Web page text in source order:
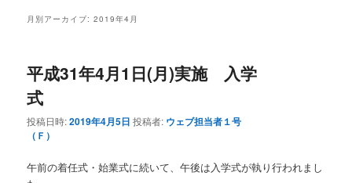
テ
ツ
へ
ン
へ
移
月別アーカイブ:2019年4月
平成31年4月1日(月)実施 入学
式
投稿日時:2019年4月5日 投稿者: ウェブ担当者１号
（Ｆ）
午前の着任式・始業式に続いて、午後は入学式が執り行われまし